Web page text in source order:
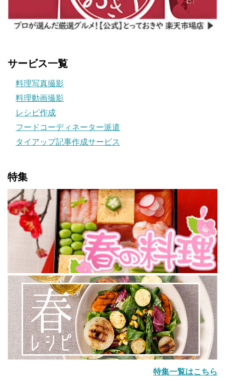
サービス一覧
料理写真撮影
料理動画撮影
レシピ作成
フードコーディネーター派遣
タイアップ記事作成サービス
特集
特集一覧はこちら